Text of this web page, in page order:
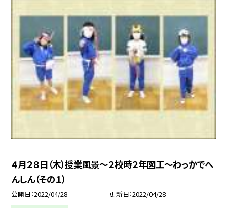
４月２８日（木）授業風景〜２校時２年図工〜わっかでへ
んしん（その１）
公開日 2022/04/28 更新日 2022/04/28